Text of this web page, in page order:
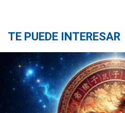
TE PUEDE INTERESAR